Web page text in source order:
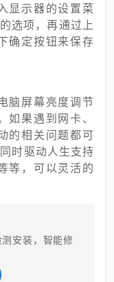
显示器的设置菜
选项，再通过上
确定按钮来保存
脑屏幕亮度调节
果遇到网卡、
的相关问题都可
时驱动人生支持
等，可以灵活的
安装，智能修